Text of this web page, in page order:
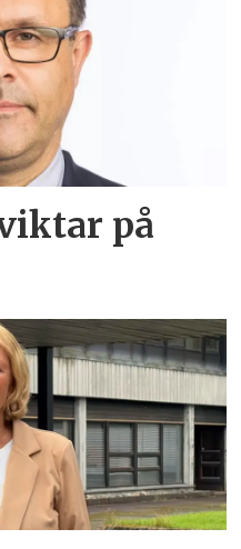
på